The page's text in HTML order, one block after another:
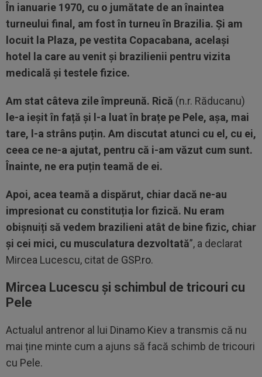
În ianuarie 1970, cu o jumătate de an înaintea
turneului final, am fost în turneu în Brazilia. Și am
locuit la Plaza, pe vestita Copacabana, același
hotel la care au venit și brazilienii pentru vizita
medicală și testele fizice.
Am stat câteva zile împreună. Rică (n.r. Răducanu)
le-a ieșit în față și l-a luat în brațe pe Pele, așa, mai
tare, l-a strâns puțin. Am discutat atunci cu el, cu ei,
ceea ce ne-a ajutat, pentru că i-am văzut cum sunt.
Înainte, ne era puțin teamă de ei.
Apoi, acea teamă a dispărut, chiar dacă ne-au
impresionat cu constituția lor fizică. Nu eram
obișnuiți să vedem brazilieni atât de bine fizic, chiar
și cei mici, cu musculatura dezvoltată”, a declarat
Mircea Lucescu, citat de GSP.ro.
Mircea Lucescu și schimbul de tricouri cu
Pele
Actualul antrenor al lui Dinamo Kiev a transmis că nu
mai ține minte cum a ajuns să facă schimb de tricouri
cu Pele.